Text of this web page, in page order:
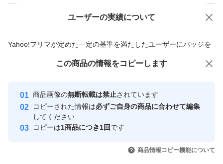
ユーザーの実績について
Yahoo!フリマが定めた一定の基準を満たしたユーザーにバッジを
付与しています
安心取引出品者
心・安全なユーザーです
取引実績
引を完了させた実績があります
価格の相談 商品への質問
この商品の情報をコピーします
商品画像の無断転載は禁止されています
コピーされた情報は必ずご自身の商品に合わせて編集
してください
コピーは1商品につき1回です
商品情報コピー機能について
この商品をみている人にオススメ